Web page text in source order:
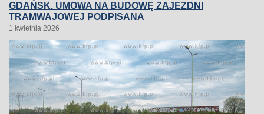
GDAŃSK. UMOWA NA BUDOWĘ ZAJEZDNI
TRAMWAJOWEJ PODPISANA
1 kwietnia 2026